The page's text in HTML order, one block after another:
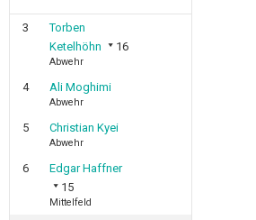
3
Torben
Ketelhöhn
16
Abwehr
4 Ali Moghimi
Abwehr
5 Christian Kyei
Abwehr
6
Edgar Haffner
15
Mittelfeld